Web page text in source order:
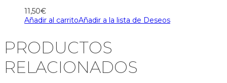
11,50€
Añadir al carritoAñadir a la lista de Deseos
PRODUCTOS
RELACIONADOS